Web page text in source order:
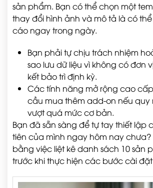
sản phẩm. Bạn có thể chọn một
thay đổi hình ảnh và mô tả là có
cáo ngay trong ngày.
Bạn phải tự chịu trách nhiệm
sao lưu dữ liệu vì không có đơn
kết bảo trì định kỳ.
Các tính năng mở rộng cao
cầu mua thêm add-on nếu quy
vượt quá mức cơ bản.
Bạn đã sẵn sàng để tự tay thiết lập
tiên của mình ngay hôm nay
bằng việc liệt kê danh sách 10 sản
trước khi thực hiện các bước cài